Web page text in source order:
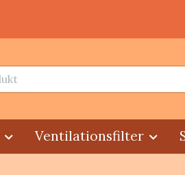
Ventilationsfilter